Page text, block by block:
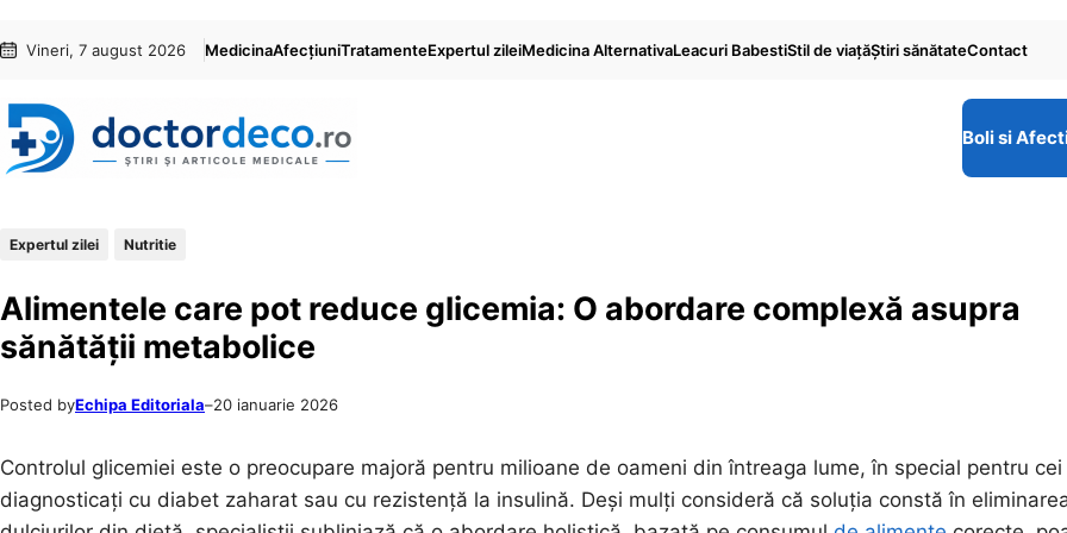
conținut
content
Vineri, 7 august 2026 MedicinaAfecțiuniTratamenteExpertul zileiMedicina AlternativaLeacuri BabestiStil de viaţăŞtiri sănătateContact
Boli si
Expertul zilei Nutritie
Alimentele care pot reduce glicemia: O abordare complexă asupra
sănătății metabolice
Posted byEchipa Editoriala–20 ianuarie 2026
Controlul glicemiei este o preocupare majoră pentru milioane de oameni din întreaga lume, în special pentru cei
diagnosticați cu diabet zaharat sau cu rezistență la insulină. Deși mulți consideră că soluția constă în